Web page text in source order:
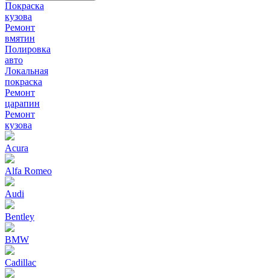
Покраска
кузова
Ремонт
вмятин
Полировка
авто
Локальная
покраска
Ремонт
царапин
Ремонт
кузова
Acura
Alfa Romeo
Audi
Bentley
BMW
Cadillac